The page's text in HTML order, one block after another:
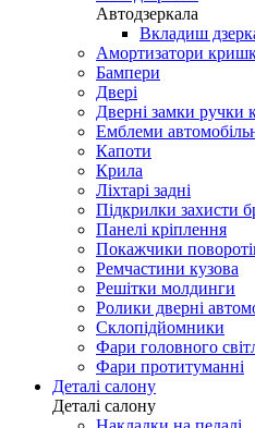
Автодзеркала
Вкладиш
Амортизатори
Бампери
Двері
Дверні замки ручки
Емблеми
Капоти
Крила
Ліхтарі задні
Підкрилки захисти
Панелі кріплення
Покажчики
Ремчастини кузова
Решітки молдинги
Ролики дверні
Склопідйомники
Фари головного
Фари протитуманні
Деталі салону
Деталі салону